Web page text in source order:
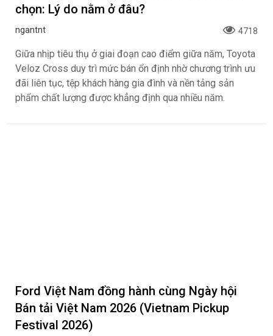
chọn: Lý do nằm ở đâu?
ngantnt 4718
Giữa nhịp tiêu thụ ở giai đoạn cao điểm giữa năm, Toyota
Veloz Cross duy trì mức bán ổn định nhờ chương trình ưu
đãi liên tục, tệp khách hàng gia đình và nền tảng sản
phẩm chất lượng được khẳng định qua nhiều năm.
Ford Việt Nam đồng hành cùng Ngày hội
Bán tải Việt Nam 2026 (Vietnam Pickup
Festival 2026)